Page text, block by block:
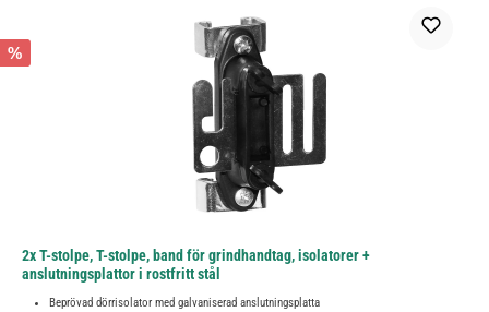
%
2x T-stolpe, T-stolpe, band för grindhandtag, isolatorer +
anslutningsplattor i rostfritt stål
Beprövad dörrisolator med galvaniserad anslutningsplatta